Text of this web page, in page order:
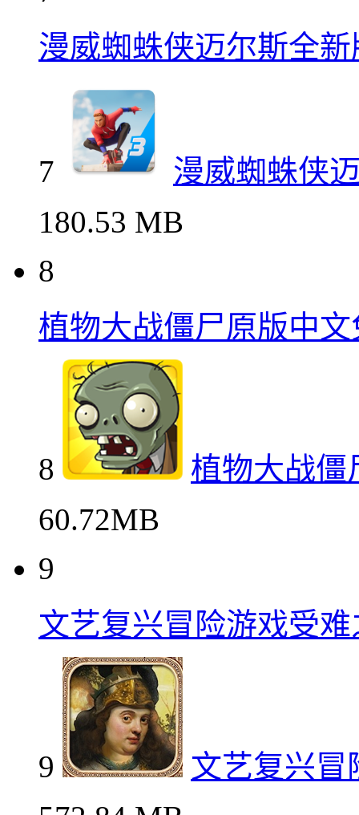
漫威蜘蛛侠迈尔斯全
7
漫威蜘蛛侠
180.53 MB
8
植物大战僵尸原版中
8
植物大战僵
60.72MB
9
文艺复兴冒险游戏受
9
文艺复兴冒